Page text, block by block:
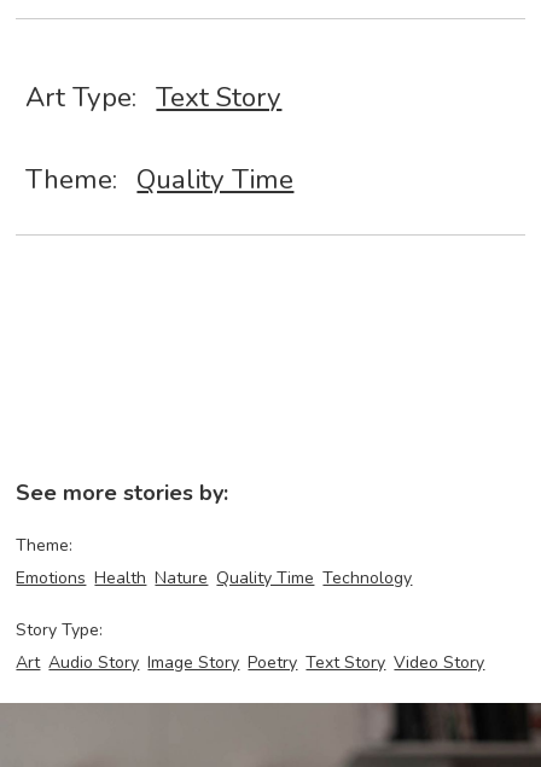
Art Type: Text Story
Theme: Quality Time
See more stories by:
Theme:
Emotions Health Nature Quality Time Technology
Story Type:
Art Audio Story Image Story Poetry Text Story Video Story